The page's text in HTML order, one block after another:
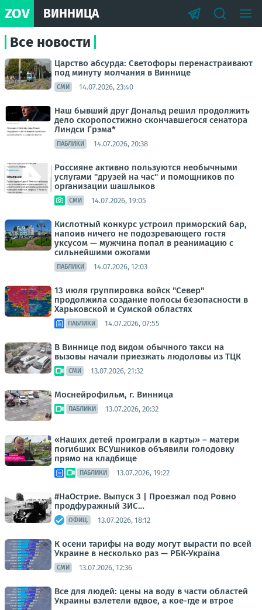
ZOV ВИННИЦА
Все новости
Царство абсурда: Светофоры перенастраивают
под минуту молчания в Виннице
СМИ 14.07.2026, 23:40
Наш бывший друг Дональд решил продолжить
дело скоропостижно скончавшегося сенатора
Линдси Грэма*
ПАБЛИКИ 14.07.2026, 20:38
Россияне активно пользуются необычными
услугами "друзей на час" и помощников по
организации шашлыков
СМИ 14.07.2026, 19:05
Кислотный конкурс устроил приморский бар,
напоив ничего не подозревающего гостя
уксусом — мужчина попал в реанимацию с
сильнейшими ожогами
ПАБЛИКИ 14.07.2026, 12:03
13 июля группировка войск "Север"
продолжила создание полосы безопасности в
Харьковской и Сумской областях
ПАБЛИКИ 14.07.2026, 07:55
В Виннице под видом обычного такси на
вызовы начали приезжать людоловы из ТЦК
СМИ 13.07.2026, 21:32
Моснейрофильм, г. Винница
ПАБЛИКИ 13.07.2026, 20:32
«Наших детей проиграли в карты» – матери
погибших ВСУшников объявили голодовку
прямо на кладбище
ПАБЛИКИ 13.07.2026, 19:22
#НаОстрие. Выпуск 3 | Проезжал под Ровно
продфуражный ЗИС…
ОФИЦ. 13.07.2026, 18:12
К осени тарифы на воду могут вырасти по всей
Украине в несколько раз — РБК-Україна
СМИ 13.07.2026, 12:36
Все для людей: цены на воду в части областей
Украины взлетели вдвое, а кое-где и втрое